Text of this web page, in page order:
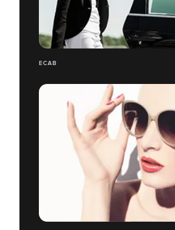
ECAB